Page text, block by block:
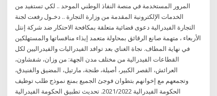
المرور المستخدمة في منصة النفاذ الوطني الموحد .. لكي تستفيد من
الخدمات الإلكترونية المقدمة من وزارة التجارة .. دخـول رفعت لجنة
التجارة الفيدرالية دعوى قضائية متعلقة بمكافحة الاحتكار ضد شركة إنتل
الأربعاء ، متهمة صانع الرقائق بمحاولة متعمد إيذاء منافساتها والمستهلكين
في نهاية المطاف. نجاة الغناي بعد توافد الفيدراليات والفيدراليين لكل
القطاعات الفيدرالية من مختلف مدن الجهة: من وزان، شفشاون،
العرائش، القصر الكبير، أصيلة، طنجة، مارتيل، المضيق والفنيدق،
وتجمعهم مع إخوانهم بتطوان فوجئ الجميع بمنع نموذج طلب توظيف
الحكومة الفيدرالية 2021/2022. تحديث تطبيق الحكومة الفيدرالية